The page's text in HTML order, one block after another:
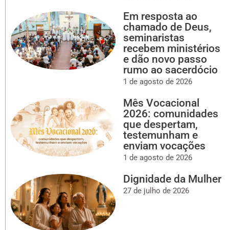
Em resposta ao
chamado de Deus,
seminaristas
recebem ministérios
e dão novo passo
rumo ao sacerdócio
1 de agosto de 2026
Mês Vocacional
2026: comunidades
que despertam,
testemunham e
enviam vocações
1 de agosto de 2026
Dignidade da Mulher
27 de julho de 2026